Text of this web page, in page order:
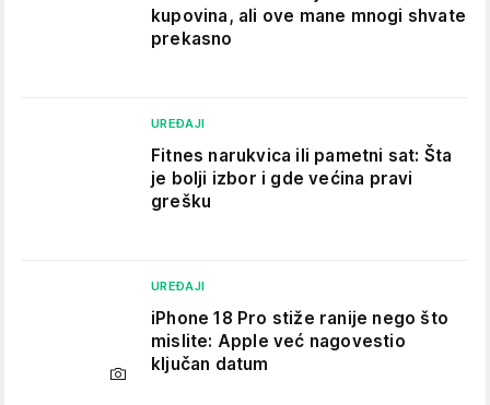
kupovina, ali ove mane mnogi shvate
prekasno
UREĐAJI
Fitnes narukvica ili pametni sat: Šta
je bolji izbor i gde većina pravi
grešku
UREĐAJI
iPhone 18 Pro stiže ranije nego što
mislite: Apple već nagovestio
ključan datum